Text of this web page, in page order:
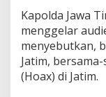
g
i
B
e
r
Kapolda Jawa
menggelar
menyebutkan,
Jatim,
(Hoax) di Jatim.